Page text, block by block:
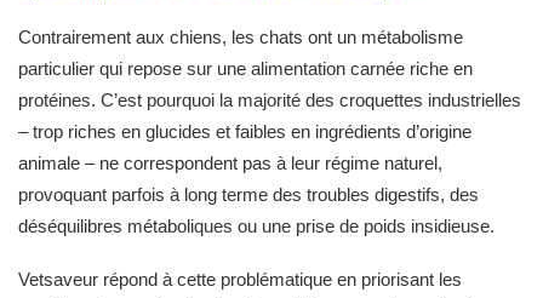
Contrairement aux chiens, les chats ont un métabolisme
particulier qui repose sur une alimentation carnée riche en
protéines. C’est pourquoi la majorité des croquettes industrielles
– trop riches en glucides et faibles en ingrédients d’origine
animale – ne correspondent pas à leur régime naturel,
provoquant parfois à long terme des troubles digestifs, des
déséquilibres métaboliques ou une prise de poids insidieuse.
Vetsaveur répond à cette problématique en priorisant les